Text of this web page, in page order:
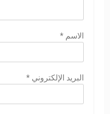
الاسم *
البريد الإلكتروني *